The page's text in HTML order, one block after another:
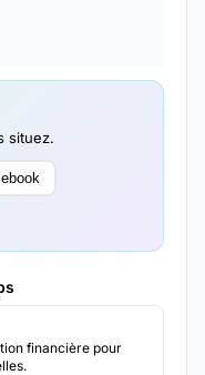
situez.
financière pour